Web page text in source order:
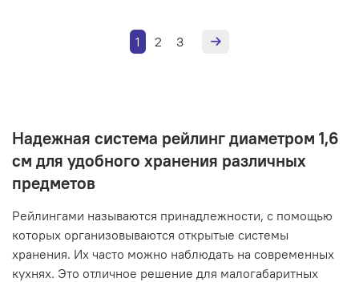
1 2 3
Надежная система рейлинг диаметром 1,6
см для удобного хранения различных
предметов
Рейлингами называются принадлежности, с помощью
которых организовываются открытые системы
хранения. Их часто можно наблюдать на современных
кухнях. Это отличное решение для малогабаритных